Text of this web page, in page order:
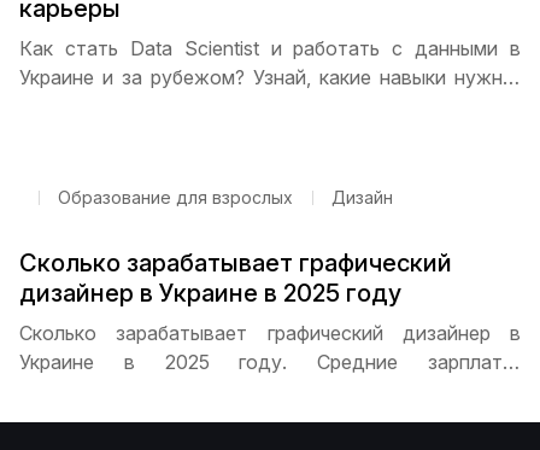
карьеры
Как стать Data Scientist и работать с данными в
Украине и за рубежом? Узнай, какие навыки нужны,
Образование для взрослых Дизайн
Сколько зарабатывает графический
дизайнер в Украине в 2025 году
Сколько зарабатывает графический дизайнер в
Украине в 2025 году. Средние зарплаты,
доходы, перспективы карьерного роста и